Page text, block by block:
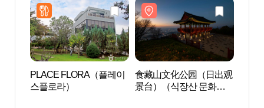
PLACE FLORA（플레이
스플로라）
食藏山文化公园（日出观
景台）（식장산 문화공